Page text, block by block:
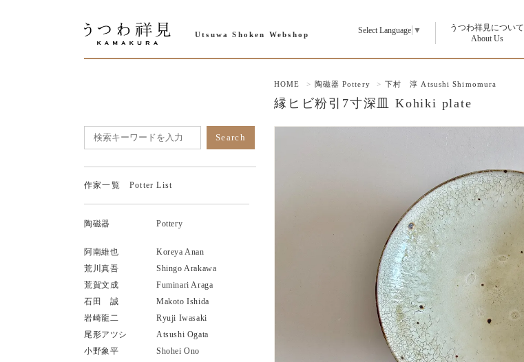
Utsuwa Shoken Webshop Select Language ▼
うつわ祥見について
About Us
作家一覧 Potter List
陶磁器 Pottery
阿南維也
Koreya Anan
荒川真吾
Shingo Arakawa
荒賀文成
Fuminari Araga
石田 誠
Makoto Ishida
岩崎龍二
Ryuji Iwasaki
尾形アツシ
Atsushi Ogata
小野象平
Shohei Ono
HOME > 陶磁器 Pottery > 下村 淳 Atsushi Shimomura
縁ヒビ粉引7寸深皿 Kohiki plate